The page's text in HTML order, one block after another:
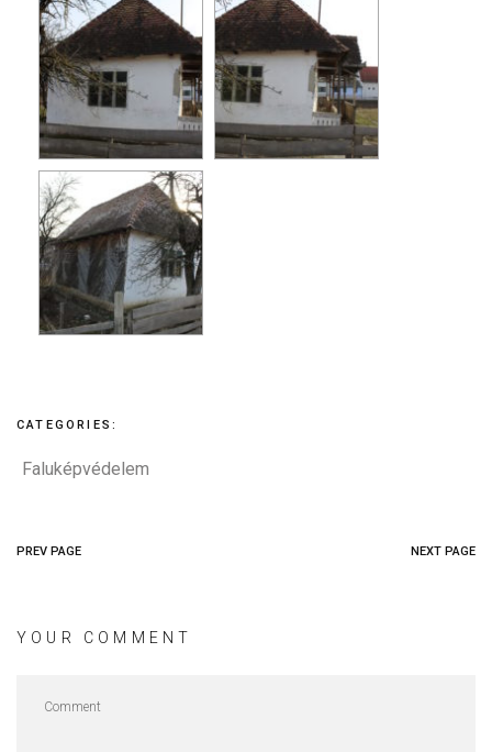
CATEGORIES:
Faluképvédelem
PREV PAGE NEXT PAGE
YOUR COMMENT